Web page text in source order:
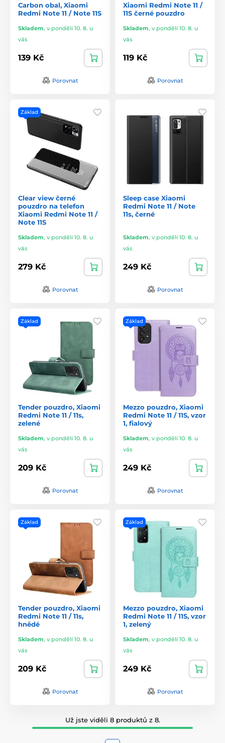
Carbon obal, Xiaomi
Redmi Note 11 / Note 11S
Skladem, v pondělí 10. 8. u
vás
139 Kč
Porovnat
Xiaomi Redmi Note 11 /
11S černé pouzdro
Skladem, v pondělí 10. 8. u
vás
119 Kč
Porovnat
Základ
Clear view černé
pouzdro na telefon
Xiaomi Redmi Note 11 /
Note 11S
Skladem, v pondělí 10. 8. u
vás
279 Kč
Porovnat
Sleep case Xiaomi
Redmi Note 11 / Note
11s, černé
Skladem, v pondělí 10. 8. u
vás
249 Kč
Porovnat
Základ
Tender pouzdro, Xiaomi
Redmi Note 11 / 11s,
zelené
Skladem, v pondělí 10. 8. u
vás
209 Kč
Porovnat
Základ
Mezzo pouzdro, Xiaomi
Redmi Note 11 / 11S, vzor
1, fialový
Skladem, v pondělí 10. 8. u
vás
249 Kč
Porovnat
Základ
Tender pouzdro, Xiaomi
Redmi Note 11 / 11s,
hnědé
Skladem, v pondělí 10. 8. u
vás
209 Kč
Porovnat
Základ
Mezzo pouzdro, Xiaomi
Redmi Note 11 / 11S, vzor
1, zelený
Skladem, v pondělí 10. 8. u
vás
249 Kč
Porovnat
Už jste viděli 8 produktů z 8.